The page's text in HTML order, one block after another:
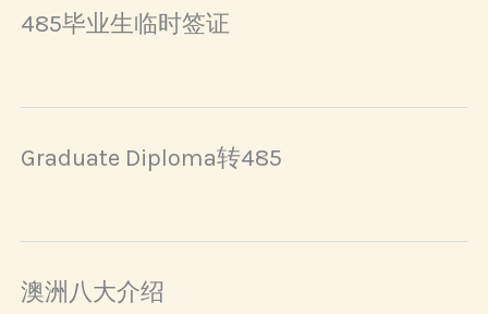
485毕业生临时签证
Graduate Diploma转485
澳洲八大介绍